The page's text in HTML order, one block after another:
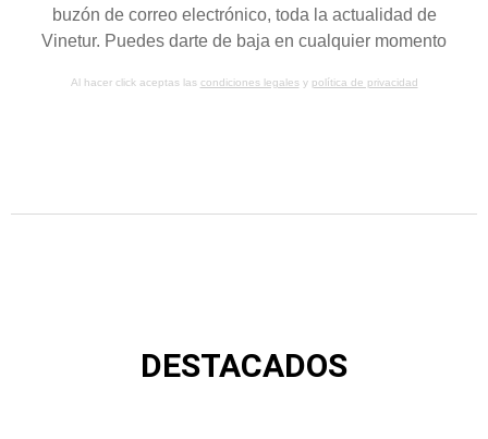
buzón de correo electrónico, toda la actualidad de
Vinetur. Puedes darte de baja en cualquier momento
Al hacer click aceptas las condiciones legalesy política de privacidad
DESTACADOS